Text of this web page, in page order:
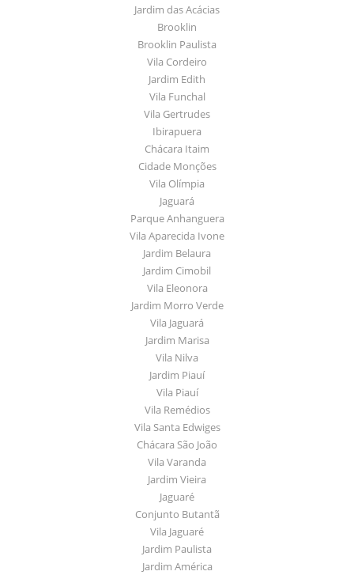
Jardim das Acácias
Brooklin
Brooklin Paulista
Vila Cordeiro
Jardim Edith
Vila Funchal
Vila Gertrudes
Ibirapuera
Chácara Itaim
Cidade Monções
Vila Olímpia
Jaguará
Parque Anhanguera
Vila Aparecida Ivone
Jardim Belaura
Jardim Cimobil
Vila Eleonora
Jardim Morro Verde
Vila Jaguará
Jardim Marisa
Vila Nilva
Jardim Piauí
Vila Piauí
Vila Remédios
Vila Santa Edwiges
Chácara São João
Vila Varanda
Jardim Vieira
Jaguaré
Conjunto Butantã
Vila Jaguaré
Jardim Paulista
Jardim América